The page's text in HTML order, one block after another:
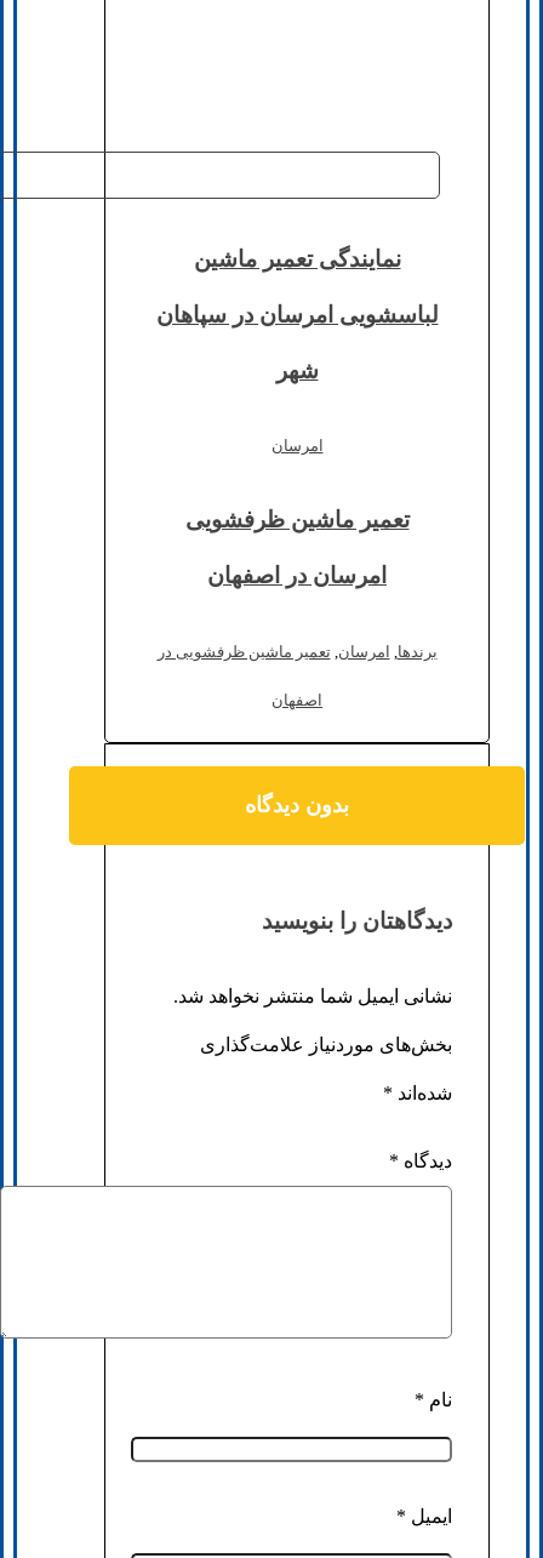
نمایندگی تعمیر ماشین
لباسشویی امرسان در سپاهان
شهر
امرسان
تعمیر ماشین ظرفشویی
امرسان در اصفهان
برند‌ها امرسان ,تعمیر ماشین ظرفشویی در
اصفهان
بدون دیدگاه
دیدگاهتان را بنویسید
نشانی ایمیل شما منتشر نخواهد شد.
بخش‌های موردنیاز علامت‌گذاری
شده‌اند *
دیدگاه *
نام *
ایمیل *